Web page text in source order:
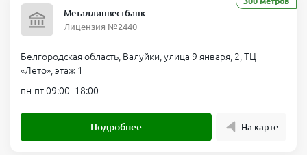
Металлинвестбанк
Лицензия №2440
Белгородская область, Валуйки, улица 9 января, 2, ТЦ
«Лето», этаж 1
пн-пт 09:00–18:00
Подробнее На карте